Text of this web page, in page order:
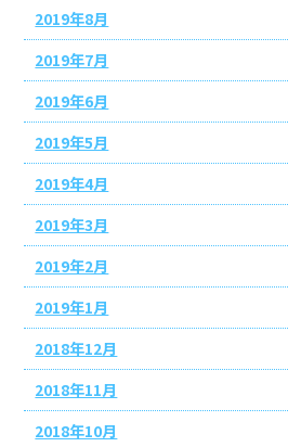
2019年8月
2019年7月
2019年6月
2019年5月
2019年4月
2019年3月
2019年2月
2019年1月
2018年12月
2018年11月
2018年10月